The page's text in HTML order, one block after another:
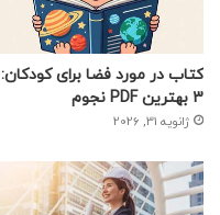
کتاب در مورد فضا برای کودکان:
3 بهترین PDF نجوم
ژانویه 31, 2026